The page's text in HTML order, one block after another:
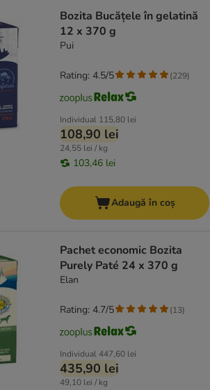
Bozita Bucățele în gelatină
12 x 370 g
Pui
Individual 115,80 lei
108,90 lei
24,55 lei / kg
103,46 lei
Rating: 4.5/5 (229)
Adaugă în coș
Pachet economic Bozita
Purely Paté 24 x 370 g
Elan
Individual447,60 lei
435,90 lei
49,10 lei / kg
Rating: 4.7/5 (13)